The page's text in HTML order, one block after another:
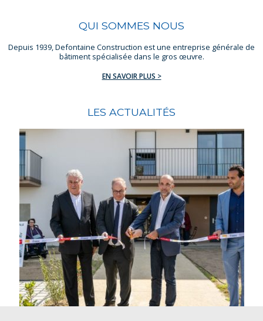
POLE NUMERIQUE – Cholet
EN SAVOIR PLUS > TOUTES LES RÉALISATIONS >
QUI SOMMES NOUS
Depuis 1939, Defontaine Construction est une entreprise générale de
bâtiment spécialisée dans le gros œuvre.
EN SAVOIR PLUS >
LES ACTUALITÉS